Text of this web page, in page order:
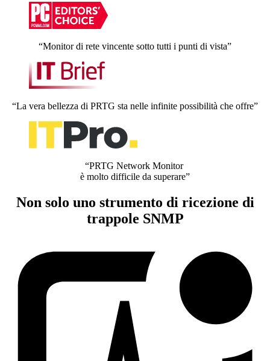
“Monitor di rete vincente sotto tutti i punti di vista”
“La vera bellezza di PRTG sta nelle infinite possibilità che offre”
“PRTG Network Monitor
è molto difficile da superare”
Non solo uno strumento di ricezione di
trappole SNMP